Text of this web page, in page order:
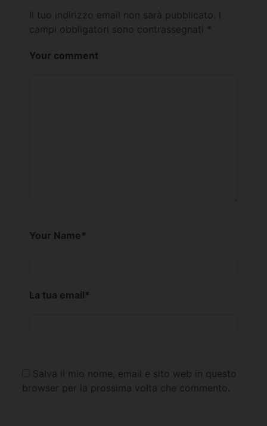
Il tuo indirizzo email non sarà pubblicato.
campi obbligatori sono contrassegnati *
Your comment
Your Name*
La tua email*
Salva il mio nome, email e sito web in questo
browser per la prossima volta che commento.